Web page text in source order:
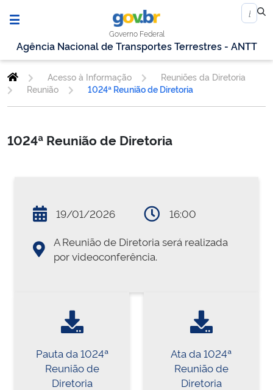
Governo Federal
Agência Nacional de Transportes Terrestres - ANTT
Acesso à Informação
Reuniões da Diretoria
Reunião
1024ª Reunião de Diretoria
1024ª Reunião de Diretoria
19/01/2026
16:00
A Reunião de Diretoria será realizada
por videoconferência.
Pauta da 1024ª
Reunião de
Diretoria
Ata da 1024ª
Reunião de
Diretoria